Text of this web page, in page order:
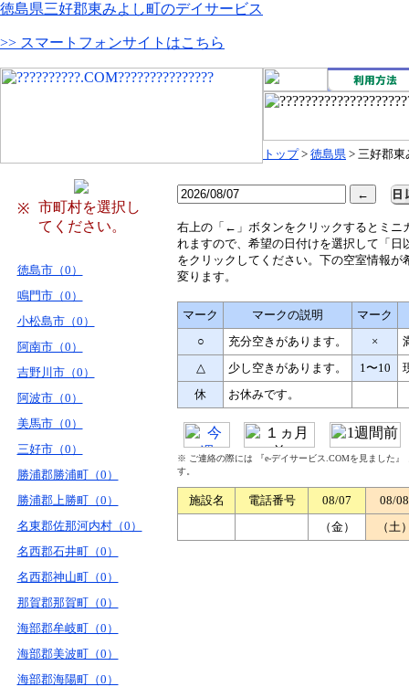
徳島県三好郡東みよし町のデイサービス
>> スマートフォンサイトはこちら
トップ> 徳島県 > 三好郡東
※
市町村を選択し
てください。
徳島市（0）
鳴門市（0）
小松島市（0）
阿南市（0）
吉野川市（0）
阿波市（0）
美馬市（0）
三好市（0）
勝浦郡勝浦町（0）
勝浦郡上勝町（0）
名東郡佐那河内村（0）
名西郡石井町（0）
名西郡神山町（0）
那賀郡那賀町（0）
海部郡牟岐町（0）
海部郡美波町（0）
海部郡海陽町（0）
右上の「←」ボタンをクリックするとミニ
れますので、希望の日付けを選択して「日
をクリックしてください。下の空室情報が
変ります。
マーク マークの説明
マーク
○
充分空きがあります。 ×
△
少し空きがあります。 1〜10
休
お休みです。
※ ご連絡の際には 『e-デイサービス.COMを見ました
す。
施設名 電話番号 08/07
08/08
（金）
（土